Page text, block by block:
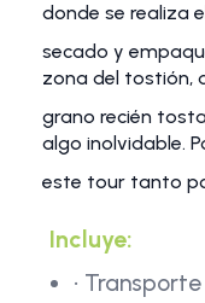
donde se realiza
secado y
zona del tostión,
grano recién
algo inolvidable.
este tour tanto
Incluye:
• Transporte